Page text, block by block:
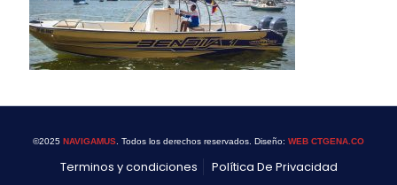
©2025 NAVIGAMUS . Todos los derechos reservados. Diseño: WEB CTGENA.CO
Terminos y condiciones Política De Privacidad